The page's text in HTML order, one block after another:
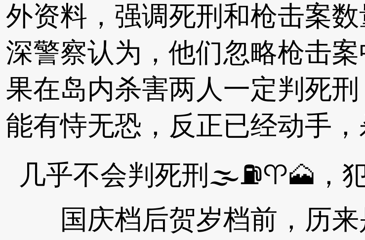
外资料，强调死刑和枪击案
深警察认为，他们忽略枪击
果在岛内杀害两人一定判死
能有恃无恐，反正已经动手
几乎不会判死刑🌫⛽♈🗻，
国庆档后贺岁档前，历来